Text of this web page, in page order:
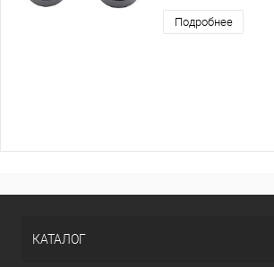
Подробнее
КАТАЛОГ